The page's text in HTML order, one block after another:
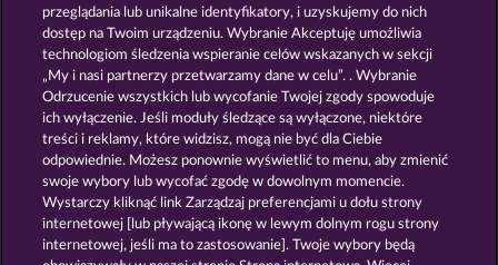
SUPER DUPER MOORHUHN BOOK OF THE AGES
BEAUTIFUL NATURE SIMPLY THE BEST
przeglądania lub unikalne identyfikatory, i uzyskujemy do nich
dostęp na Twoim urządzeniu. Wybranie Akceptuję umożliwia
technologiom śledzenia wspieranie celów wskazanych w sekcji
„My i nasi partnerzy przetwarzamy dane w celu”. . Wybranie
Odrzucenie wszystkich lub wycofanie Twojej zgody spowoduje
ich wyłączenie. Jeśli moduły śledzące są wyłączone, niektóre
treści i reklamy, które widzisz, mogą nie być dla Ciebie
odpowiednie. Możesz ponownie wyświetlić to menu, aby zmienić
swoje wybory lub wycofać zgodę w dowolnym momencie.
Wystarczy kliknąć link Zarządzaj preferencjami u dołu strony
internetowej [lub pływającą ikonę w lewym dolnym rogu strony
internetowej, jeśli ma to zastosowanie]. Twoje wybory będą